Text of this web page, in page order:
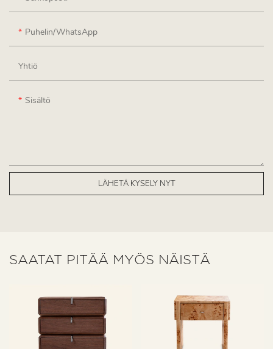
Puhelin/WhatsApp
Yhtiö
Sisältö
LÄHETÄ KYSELY NYT
SAATAT PITÄÄ MYÖS NÄISTÄ